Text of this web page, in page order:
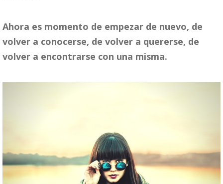
Ahora es momento de empezar de nuevo, de
volver a conocerse, de volver a quererse, de
volver a encontrarse con una misma.